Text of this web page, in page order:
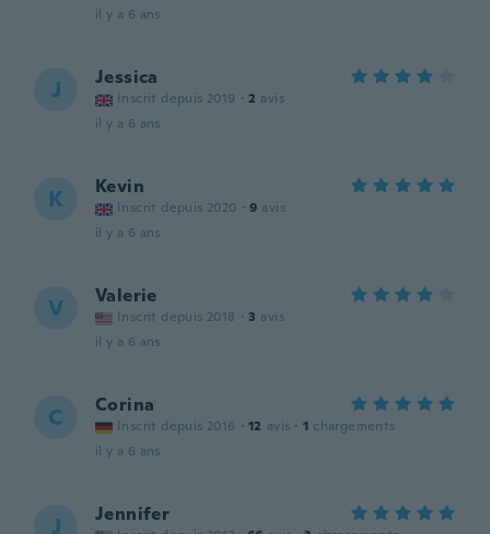
il y a 6 ans
J Jessica
Inscrit depuis 2019 · 2 avis
il y a 6 ans
K Kevin
Inscrit depuis 2020 · 9 avis
il y a 6 ans
V Valerie
Inscrit depuis 2018 · 3 avis
il y a 6 ans
C Corina
Inscrit depuis 2016 · 12 avis · 1 chargements
il y a 6 ans
J Jennifer